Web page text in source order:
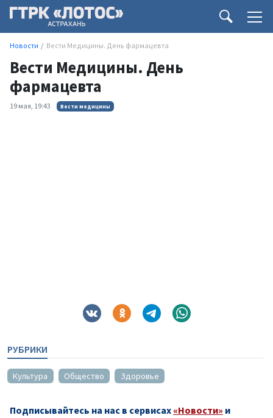
Новости Вести Медицины. День фармацевта
Вести Медицины. День
фармацевта
19 мая, 19:43 Вести медицины
РУБРИКИ
Культура Общество Здоровье
Подписывайтесь на нас в сервисах «Новости» и